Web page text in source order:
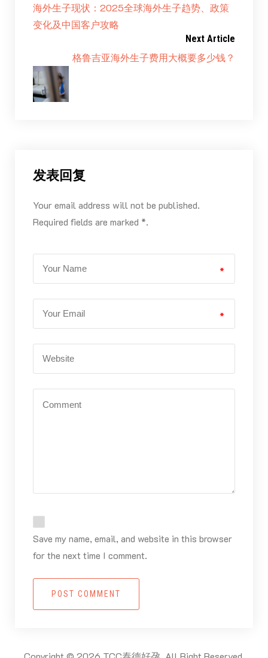
海外生子现状：2025全球海外生子趋势、政策
变化及中国客户攻略
Next Article
格鲁吉亚海外生子费用大概要多少钱？
发表回复
Your email address will not be published.
Required fields are marked *.
*
*
Save my name, email, and website in this browser
for the next time I comment.
POST COMMENT